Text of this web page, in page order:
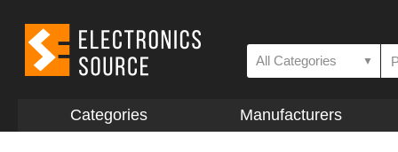
All Categories ▼
Categories Manufacturers